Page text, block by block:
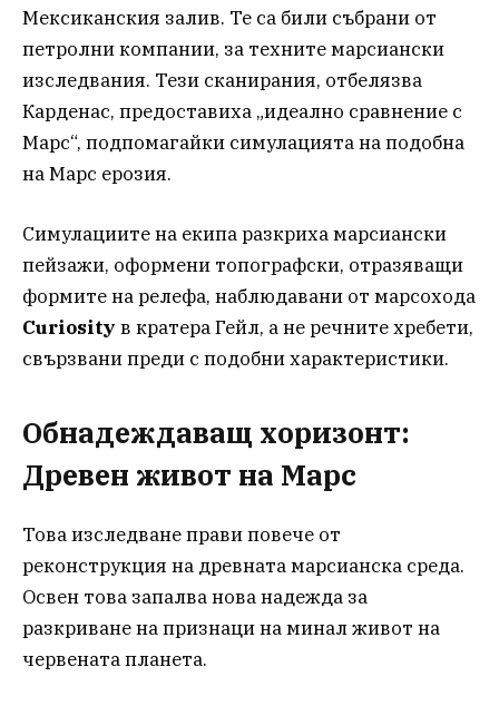
Мексиканския залив. Те са били събрани от
петролни компании, за техните марсиански
изследвания. Тези сканирания, отбелязва
Карденас, предоставиха „идеално сравнение с
Марс“, подпомагайки симулацията на подобна
на Марс ерозия.
Симулациите на екипа разкриха марсиански
пейзажи, оформени топографски, отразяващи
формите на релефа, наблюдавани от марсохода
Curiosity в кратера Гейл, а не речните хребети,
свързвани преди с подобни характеристики.
Обнадеждаващ хоризонт:
Древен живот на Марс
Това изследване прави повече от
реконструкция на древната марсианска среда.
Освен това запалва нова надежда за
разкриване на признаци на минал живот на
червената планета.